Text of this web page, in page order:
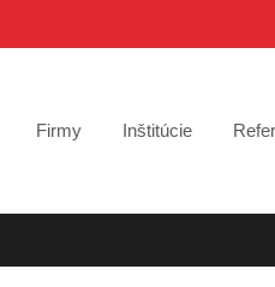
Firmy Inštitúcie